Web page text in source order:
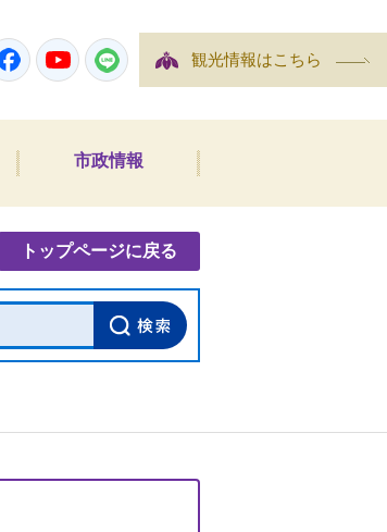
TwitterFacebookYouTubeLINE 観光情報はこちら
市政情報
トップページに戻る